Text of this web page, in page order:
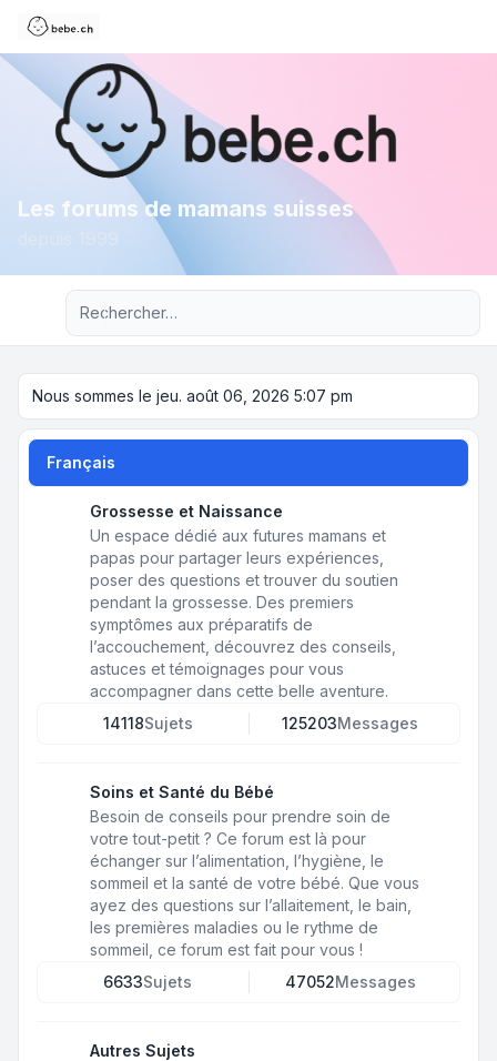
Les forums de mamans suisses
Recherche avancée
Nous sommes le jeu. août 06, 2026 5:07 pm
Français
Grossesse et Naissance
Un espace dédié aux futures mamans et
papas pour partager leurs expériences,
poser des questions et trouver du soutien
pendant la grossesse. Des premiers
symptômes aux préparatifs de
l’accouchement, découvrez des conseils,
astuces et témoignages pour vous
accompagner dans cette belle aventure.
14118Sujets 125203Messages
Soins et Santé du Bébé
Besoin de conseils pour prendre soin de
votre tout-petit ? Ce forum est là pour
échanger sur l’alimentation, l’hygiène, le
sommeil et la santé de votre bébé. Que vous
ayez des questions sur l’allaitement, le bain,
les premières maladies ou le rythme de
sommeil, ce forum est fait pour vous !
6633Sujets 47052Messages
Autres Sujets